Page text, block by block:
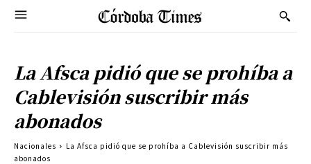
La Afsca pidió que se prohíba a
Cablevisión suscribir más
abonados
Nacionales
La Afsca pidió que se prohíba a Cablevisión suscribir más
abonados